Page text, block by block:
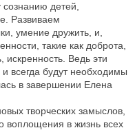
детей,
Развиваем
умение дружить, и,
такие как доброта,
искренность. Ведь эти
всегда будут необходимы
в завершении Елена
творческих замыслов,
воплощения в жизнь всех